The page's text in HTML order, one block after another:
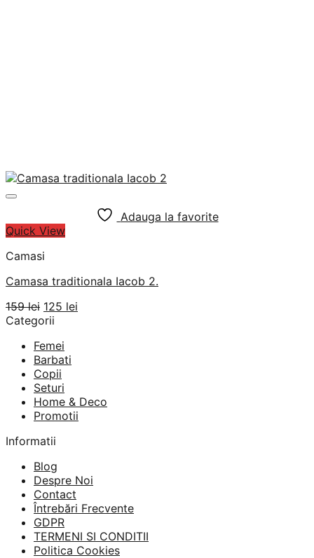
Adauga la favorite
Quick View
Camasi
Camasa traditionala Iacob 2.
159lei Prețul
inițial
fost:
159 lei.
125 lei
Categorii
Femei
Barbati
Copii
Seturi
Home & Deco
Promotii
Informatii
Blog
Despre Noi
Contact
Întrebări Frecvente
GDPR
TERMENI SI CONDITII
Politica Cookies